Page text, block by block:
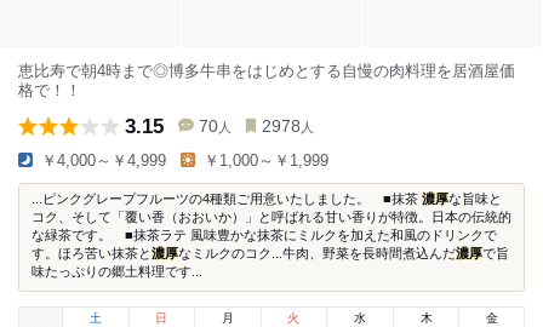
恵比寿で朝4時まで◎博多牛串をはじめとする自慢の肉料理を居酒屋価
格で！！
3.15 70 人 2978 人
￥4,000～￥4,999 ￥1,000～￥1,999
...ピンクグレープフルーツの4種類ご用意いたしました。 ■抹茶 濃厚な旨味と
コク、そして「覆い香（おおいか）」と呼ばれる甘い香りが特徴。日本の伝統的
な緑茶です。 ■抹茶ラテ 風味豊かな抹茶にミルクを加えた和風のドリンクで
す。ほろ苦い抹茶と濃厚なミルクのコク...牛肉、野菜を長時間煮込んだ濃厚で旨
味たっぷりの郷土料理です...
土
日 月 火 水 木 金